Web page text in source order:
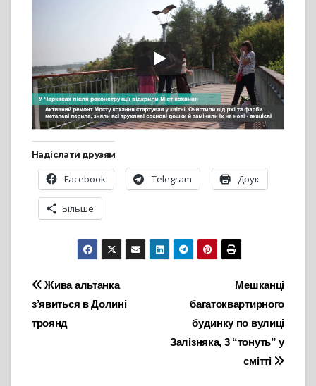
Надіслати друзям
Facebook Telegram Друк
Більше
Навігація
записів
Мешканці
багатоквартирного
будинку по вулиці
Залізняка, 3 “тонуть” у
смітті
Жива альтанка
з’явиться в Долині
троянд